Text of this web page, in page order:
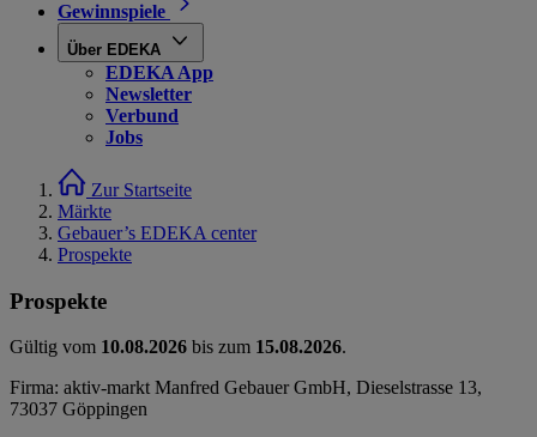
Gewinnspiele
Über EDEKA
EDEKA App
Newsletter
Verbund
Jobs
Zur Startseite
Märkte
Gebauer’s EDEKA center
Prospekte
Prospekte
Gültig vom 10.08.2026 bis zum 15.08.2026.
Firma: aktiv-markt Manfred Gebauer GmbH, Dieselstrasse 13,
73037 Göppingen